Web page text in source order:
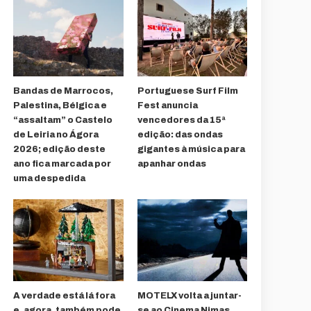
Bandas de Marrocos,
Palestina, Bélgica e
“assaltam” o Castelo
de Leiria no Ágora
2026; edição deste
ano fica marcada por
uma despedida
Portuguese Surf Film
Fest anuncia
vencedores da 15ª
edição: das ondas
gigantes à música para
apanhar ondas
A verdade está lá fora
MOTELX volta a juntar-